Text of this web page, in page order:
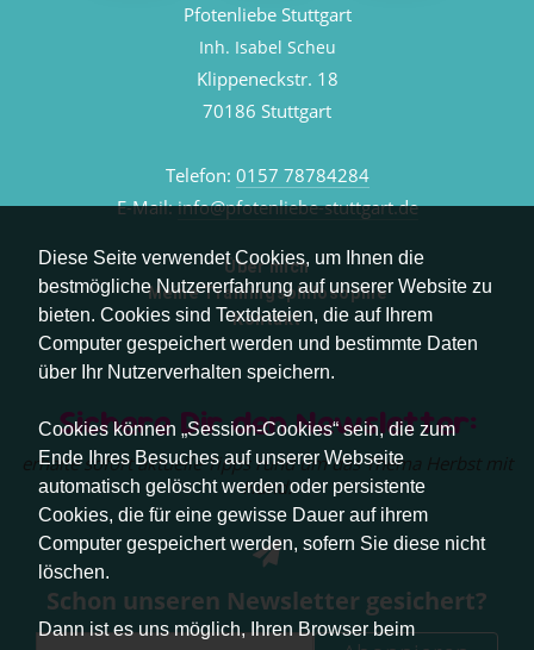
Diese Seite verwendet Cookies, um Ihnen die
bestmögliche Nutzererfahrung auf unserer Website zu
bieten. Cookies sind Textdateien, die auf Ihrem
Computer gespeichert werden und bestimmte Daten
über Ihr Nutzerverhalten speichern.
Cookies können „Session-Cookies“ sein, die zum
Ende Ihres Besuches auf unserer Webseite
automatisch gelöscht werden oder persistente
Cookies, die für eine gewisse Dauer auf ihrem
Computer gespeichert werden, sofern Sie diese nicht
löschen.
Dann ist es uns möglich, Ihren Browser beim
Pfotenliebe Stuttgart
Inh. Isabel Scheu
Klippeneckstr. 18
70186 Stuttgart
Telefon: 0157 78784284
E-Mail:info@pfotenliebe-stuttgart.de
Über mich
Meine Trainingsphilosophie
Kontakt
Sichere Dir den Newsletter:
erhalte sofort aktuelle Tipps rund um das Thema Herbst mit
Hund.
Schon unseren Newsletter gesichert?